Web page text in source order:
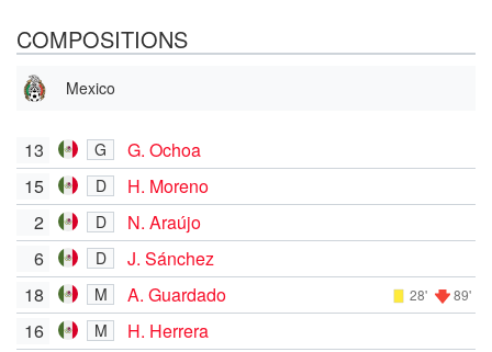
COMPOSITIONS
Mexico
13 G
G. Ochoa
15
D
H. Moreno
2
D
N. Araújo
6
D
J. Sánchez
18
M A. Guardado 28' 89'
16 M
H. Herrera